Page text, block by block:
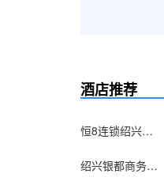
酒店推荐
恒8连锁绍兴奥林匹克中心店
绍兴银都商务宾馆